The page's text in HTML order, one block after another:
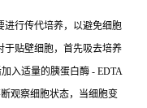
进行传代培养，以避免细胞
于贴壁细胞，首先吸去培养
入适量的胰蛋白酶 - EDTA
观察细胞状态，当细胞变